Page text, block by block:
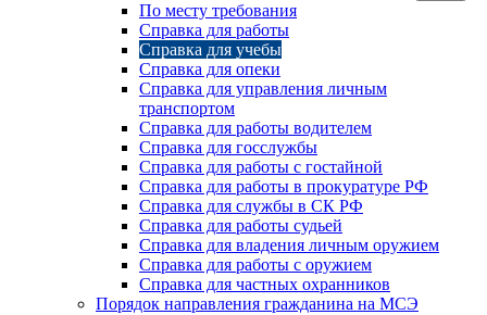
По месту требования
Справка для работы
Справка для учебы
Справка для опеки
Справка для управления личным
транспортом
Справка для работы водителем
Справка для госслужбы
Справка для работы с гостайной
Справка для работы в прокуратуре РФ
Справка для службы в СК РФ
Справка для работы судьей
Справка для владения личным оружием
Справка для работы с оружием
Справка для частных охранников
Порядок направления гражданина на МСЭ